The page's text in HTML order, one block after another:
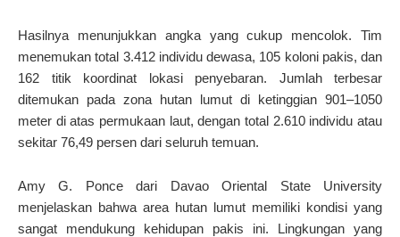
Hasilnya menunjukkan angka yang cukup mencolok. Tim
menemukan total 3.412 individu dewasa, 105 koloni pakis, dan
162 titik koordinat lokasi penyebaran. Jumlah terbesar
ditemukan pada zona hutan lumut di ketinggian 901–1050
meter di atas permukaan laut, dengan total 2.610 individu atau
sekitar 76,49 persen dari seluruh temuan.
Amy G. Ponce dari Davao Oriental State University
menjelaskan bahwa area hutan lumut memiliki kondisi yang
sangat mendukung kehidupan pakis ini. Lingkungan yang